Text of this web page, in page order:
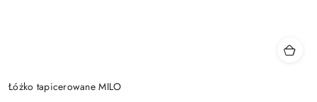
Łóżko tapicerowane MILO